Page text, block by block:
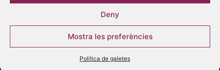
Deny
Mostra les preferències
Política de galetes
© 2016 La Guia de Reus | Creada per Be Marketing